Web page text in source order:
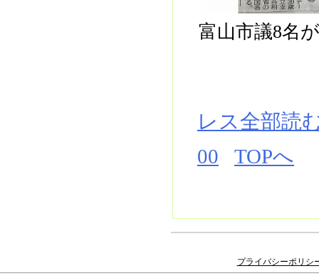
富山市議8名
レス全部読
00
TOPへ
プライバシーポリシ